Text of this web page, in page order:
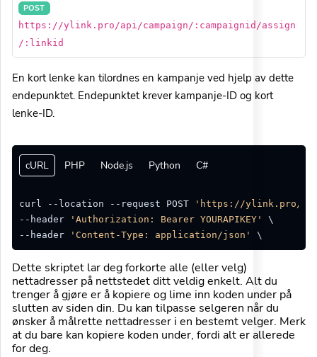
POST
https://ylink.pro/api/campaign/:campaignid/assign
/:linkid
En kort lenke kan tilordnes en kampanje ved hjelp av dette
endepunktet. Endepunktet krever kampanje-ID og kort
lenke-ID.
cURL PHP Node.js Python C#
curl --location --request POST
'https://ylink.pro/
--header
'Authorization: Bearer YOURAPIKEY'
\
--header
'Content-Type: application/json'
Dette skriptet lar deg forkorte alle (eller velg)
nettadresser på nettstedet ditt veldig enkelt. Alt du
trenger å gjøre er å kopiere og lime inn koden under på
slutten av siden din. Du kan tilpasse selgeren når du
ønsker å målrette nettadresser i en bestemt velger. Merk
at du bare kan kopiere koden under, fordi alt er allerede
for deg.